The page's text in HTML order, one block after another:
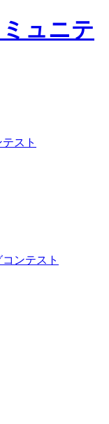
スト
ンテスト